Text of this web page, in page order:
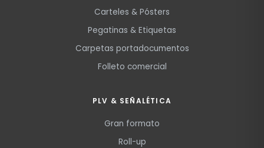
Carteles & Pósters
Pegatinas & Etiquetas
Carpetas portadocumentos
Folleto comercial
PLV & SEÑALÉTICA
Gran formato
Roll-up